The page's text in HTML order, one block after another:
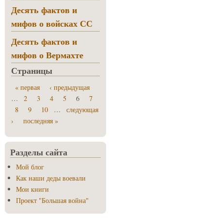
Десять фактов и
мифов о войсках СС
Десять фактов и
мифов о Вермахте
Страницы
« первая
‹ предыдущая
…
2 3 4 5 6
7
8
9 10 …
следующая
›
последняя »
Разделы сайта
Мой блог
Как наши деды воевали
Мои книги
Проект "Большая война"